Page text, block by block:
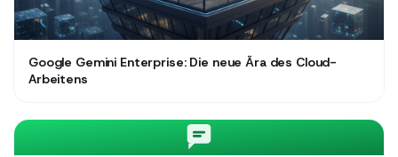
Google Gemini Enterprise: Die neue Ära des Cloud-
Arbeitens